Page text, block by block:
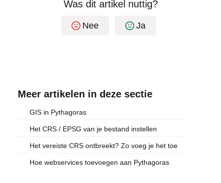
Was dit artikel nuttig?
Nee Ja
Meer artikelen in deze sectie
GIS in Pythagoras
Het CRS / EPSG van je bestand instellen
Het vereiste CRS ontbreekt? Zo voeg je het toe
Hoe webservices toevoegen aan Pythagoras